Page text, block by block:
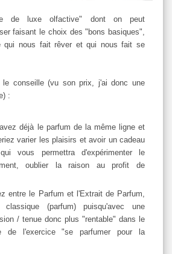
de luxe olfactive" dont on peut
faisant le choix des "bons basiques",
qui nous fait rêver et qui nous fait se
conseille (vu son prix, j'ai donc une
:
déjà le parfum de la même ligne et
varier les plaisirs et avoir un cadeau
vous permettra d'expérimenter le
oublier la raison au profit de
entre le Parfum et l'Extrait de Parfum,
(parfum) puisqu'avec une
/ tenue donc plus "rentable" dans le
de l'exercice "se parfumer pour la